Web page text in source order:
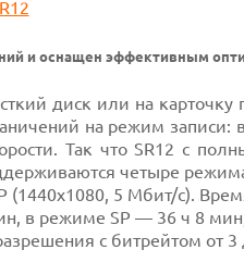
и оснащен эффективным
диск или на
на режим
Так что SR12 с
четыре
5 Мбит/с).
в режиме SP — 36 ч 8
с битрейтом от 3